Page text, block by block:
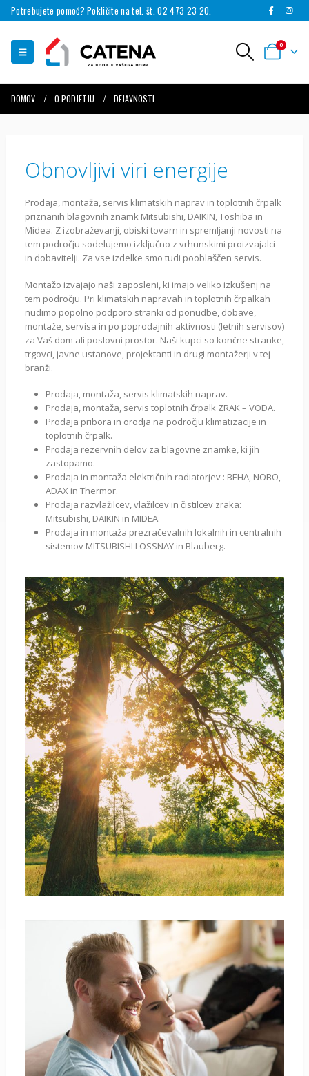
Potrebujete pomoč? Pokličite na tel. št. 02 473 23 20.
0
DOMOV O PODJETJU DEJAVNOSTI
Obnovljivi viri energije
Prodaja, montaža, servis klimatskih naprav in toplotnih črpalk
priznanih blagovnih znamk Mitsubishi, DAIKIN, Toshiba in
Midea. Z izobraževanji, obiski tovarn in spremljanji novosti na
tem področju sodelujemo izključno z vrhunskimi proizvajalci
in dobavitelji. Za vse izdelke smo tudi pooblaščen servis.
Montažo izvajajo naši zaposleni, ki imajo veliko izkušenj na
tem področju. Pri klimatskih napravah in toplotnih črpalkah
nudimo popolno podporo stranki od ponudbe, dobave,
montaže, servisa in po poprodajnih aktivnosti (letnih servisov)
za Vaš dom ali poslovni prostor. Naši kupci so končne stranke,
trgovci, javne ustanove, projektanti in drugi montažerji v tej
branži.
Prodaja, montaža, servis klimatskih naprav.
Prodaja, montaža, servis toplotnih črpalk ZRAK – VODA.
Prodaja pribora in orodja na področju klimatizacije in
toplotnih črpalk.
Prodaja rezervnih delov za blagovne znamke, ki jih
zastopamo.
Prodaja in montaža električnih radiatorjev : BEHA, NOBO,
ADAX in Thermor.
Prodaja razvlažilcev, vlažilcev in čistilcev zraka:
Mitsubishi, DAIKIN in MIDEA.
Prodaja in montaža prezračevalnih lokalnih in centralnih
sistemov MITSUBISHI LOSSNAY in Blauberg.